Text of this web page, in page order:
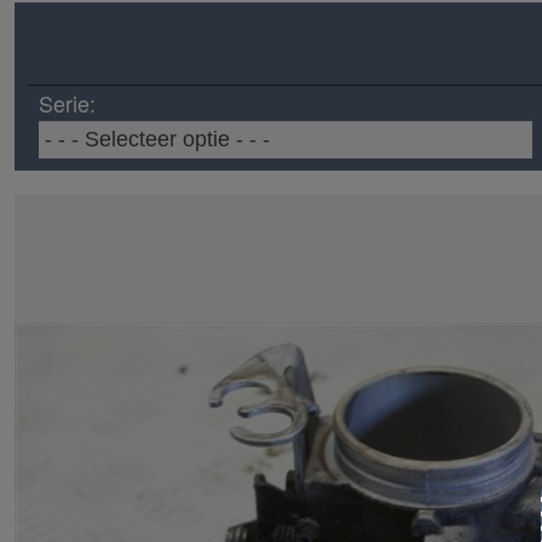
Serie: